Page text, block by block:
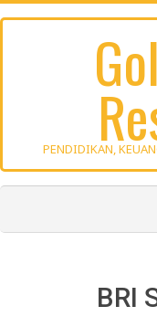
Skip
PENDIDIKAN,
BRI